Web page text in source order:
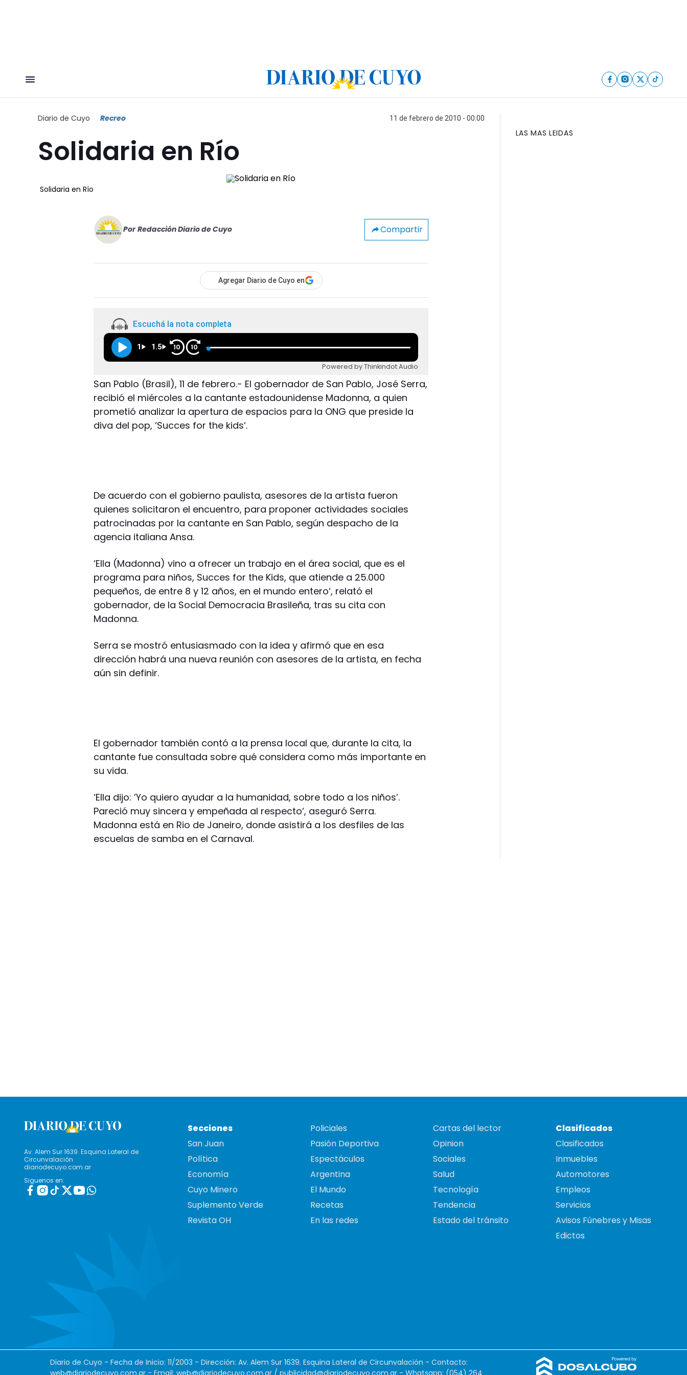
Diario de Cuyo Recreo 11 de febrero de 2010 - 00:00
Solidaria en Río
Solidaria en Río
Por Redacción Diario de Cuyo Compartir
Agregar Diario de Cuyo en
Escuchá la nota completa
1 1.5 10 10
Powered by Thinkindot Audio
San Pablo (Brasil), 11 de febrero.- El gobernador de San Pablo, José Serra,
recibió el miércoles a la cantante estadounidense Madonna, a quien
prometió analizar la apertura de espacios para la ONG que preside la
diva del pop, ‘Succes for the kids‘.
De acuerdo con el gobierno paulista, asesores de la artista fueron
quienes solicitaron el encuentro, para proponer actividades sociales
patrocinadas por la cantante en San Pablo, según despacho de la
agencia italiana Ansa.
‘Ella (Madonna) vino a ofrecer un trabajo en el área social, que es el
programa para niños, Succes for the Kids, que atiende a 25.000
pequeños, de entre 8 y 12 años, en el mundo entero‘, relató el
gobernador, de la Social Democracia Brasileña, tras su cita con
Madonna.
Serra se mostró entusiasmado con la idea y afirmó que en esa
dirección habrá una nueva reunión con asesores de la artista, en fecha
aún sin definir.
El gobernador también contó a la prensa local que, durante la cita, la
cantante fue consultada sobre qué considera como más importante en
su vida.
‘Ella dijo: ’Yo quiero ayudar a la humanidad, sobre todo a los niños’.
Pareció muy sincera y empeñada al respecto‘, aseguró Serra.
Madonna está en Rio de Janeiro, donde asistirá a los desfiles de las
escuelas de samba en el Carnaval.
LAS MAS LEIDAS
Av. Alem Sur 1639. Esquina Lateral de
Circunvalación
diariodecuyo.com.ar
Siguenos en:
Secciones
San Juan
Política
Economía
Cuyo Minero
Suplemento Verde
Revista OH
Policiales
Pasión Deportiva
Espectáculos
Argentina
El Mundo
Recetas
En las redes
Cartas del lector
Opinion
Sociales
Salud
Tecnología
Tendencia
Estado del tránsito
Clasificados
Clasificados
Inmuebles
Automotores
Empleos
Servicios
Avisos Fúnebres y Misas
Edictos
Diario de Cuyo - Fecha de Inicio: 11/2003 - Dirección: Av. Alem Sur 1639. Esquina Lateral de Circunvalación - Contacto:
web@diariodecuyo.com.ar - Email: web@diariodecuyo.com.ar / publicidad@diariodecuyo.com.ar - Whatsapp: (054) 264